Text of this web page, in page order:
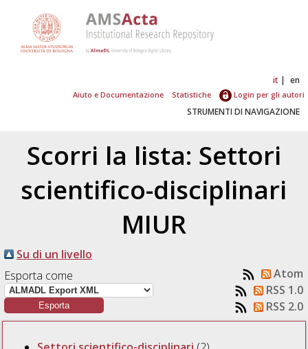
it en
Aiuto e Documentazione Statistiche Login per gli autori
STRUMENTI DI NAVIGAZIONE
Scorri la lista: Settori
scientifico-disciplinari
MIUR
Su di un livello
Esporta come
Atom
RSS 1.0
RSS 2.0